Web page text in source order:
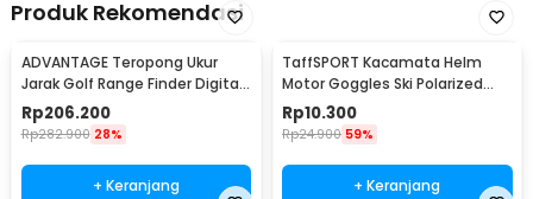
Produk Rekomendasi
ADVANTAGE Teropong Ukur
Jarak Golf Range Finder Digital
7x18 - AD-964
Rp206.200
Rp282.900 28%
+ Keranjang
TaffSPORT Kacamata Helm
Motor Goggles Ski Polarized
UV400 Windproof - X400
Rp10.300
Rp24.900 59%
+ Keranjang